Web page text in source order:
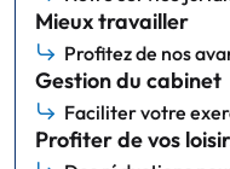
Mieux travailler
Profitez de nos
Gestion du cabinet
Faciliter votre
Profiter de vos